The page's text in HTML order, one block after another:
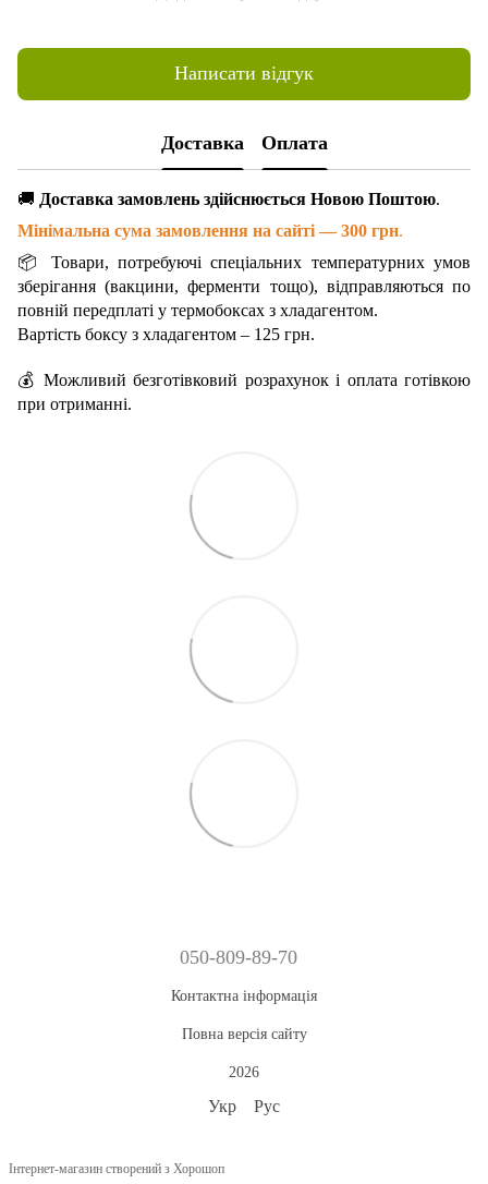
Написати відгук
Доставка Оплата
🚚 Доставка замовлень здійснюється Новою Поштою.
Мінімальна сума замовлення на сайті — 300 грн.
📦 Товари, потребуючі спеціальних температурних умов
зберігання (вакцини, ферменти тощо), відправляються по
повній передплаті у термобоксах з хладагентом.
Вартість боксу з хладагентом – 125 грн.
💰 Можливий безготівковий розрахунок і оплата готівкою
при отриманні.
050-809-89-70
Контактна інформація
Повна версія сайту
2026
Укр Рус
Інтернет-магазин створений з Хорошоп